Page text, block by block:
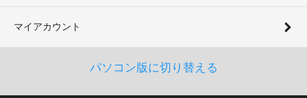
マイアカウント
パソコン版に切り替える